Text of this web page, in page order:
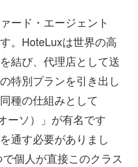
ード・エージェント
。HoteLuxは世界の高
結び、代理店として送
特別プランを引き出し
種の仕組みとして
ーソ）」が有名です
通す必要がありまし
個人が直接このクラス